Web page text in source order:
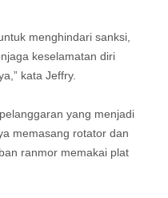
menghindari sanksi,
keselamatan diri
kata Jeffry.
yang menjadi
memasang rotator dan
ranmor memakai plat